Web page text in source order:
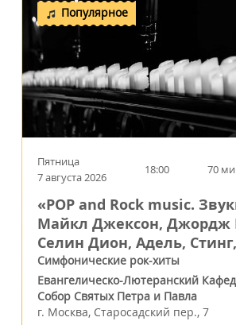
Популярное
Пятница
7 августа 2026
18:00 70
«POP and Rock music.
Майкл Джексон, Джордж
Селин Дион, Адель,
Симфонические рок-хиты
Евангелическо-Лютеранский
Собор Святых Петра и Павла
г. Москва, Старосадский пер., 7